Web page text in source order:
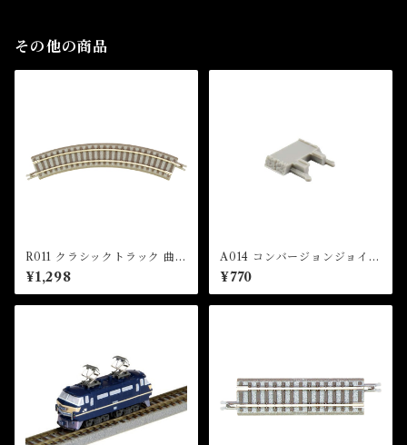
その他の商品
R011 クラシックトラック 曲線
レール R120-45°(4本入) (CL
ASSIC TRACK Curved Tra
ck R120mm 45 ° x 4 pcs)
¥1,298
A014 コンバージョンジョイナ
ー(2個入) (Conversion Join
er x 2 pcs)
¥770